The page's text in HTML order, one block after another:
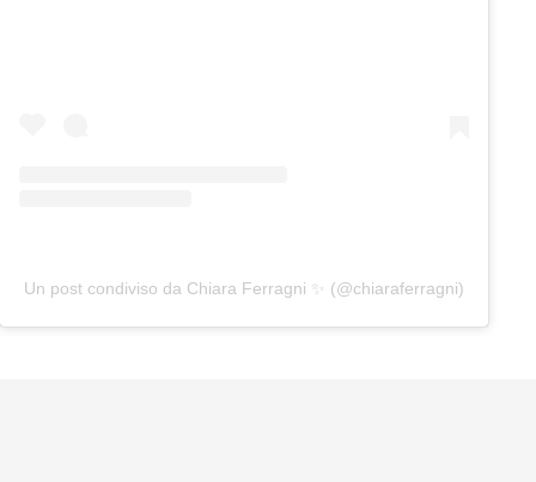
Un post condiviso da Chiara Ferragni ✨ (@chiaraferragni)